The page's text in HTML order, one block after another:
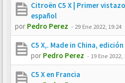
Citroën C5 X | Primer
español
por Pedro Perez - 29 Ene 2022, 19:24
C5 X,. Made in China,
por Pedro Perez - 19 Ene 2022,
C5 X en Francia